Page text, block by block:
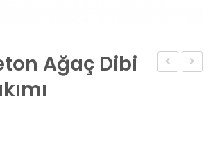
Ağaç Dibi